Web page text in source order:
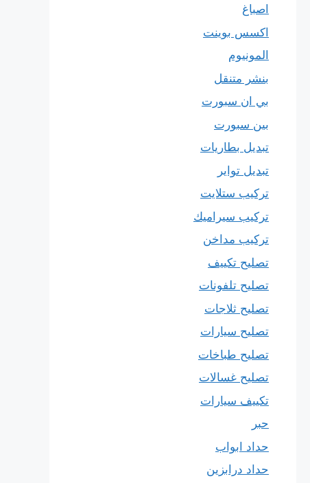
اصباغ
اكسس بوينت
المونيوم
بنشر متنقل
بي ان سبورت
بين سبورت
تبديل بطاريات
تبديل تواير
تركيب ستلايت
تركيب سيراميك
تركيب مداخن
تصليح تكييف
تصليح تلفونات
تصليح ثلاجات
تصليح سيارات
تصليح طباخات
تصليح غسالات
تكييف سيارات
حبر
حداد ابواب
حداد درابزين